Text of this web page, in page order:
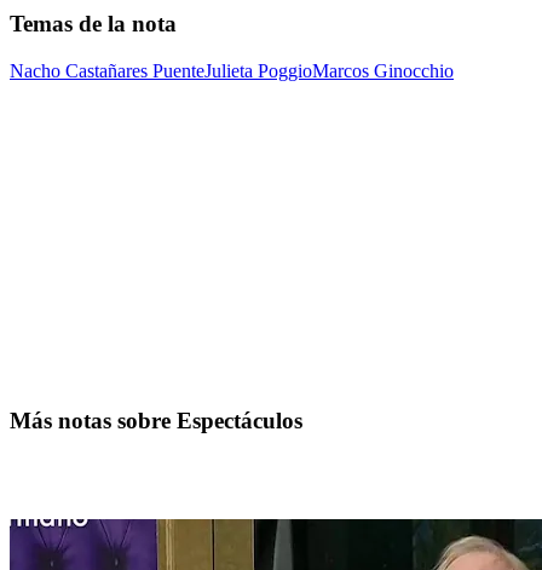
Temas de la nota
Nacho Castañares PuenteJulieta PoggioMarcos Ginocchio
Más notas sobre Espectáculos